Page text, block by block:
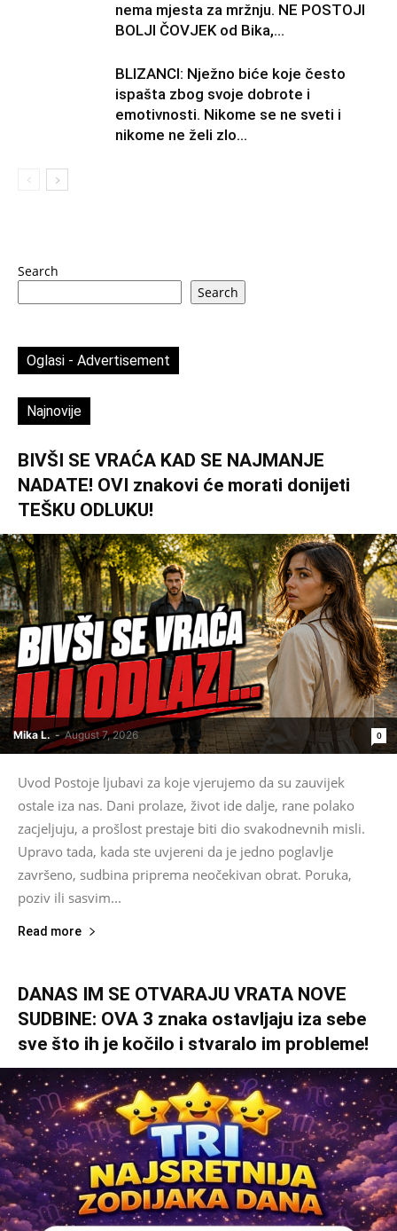
nema mjesta za mržnju. NE POSTOJI
BOLJI ČOVJEK od Bika,...
BLIZANCI: Nježno biće koje često
ispašta zbog svoje dobrote i
emotivnosti. Nikome se ne sveti i
nikome ne želi zlo…
Search
Search
Oglasi - Advertisement
Najnovije
BIVŠI SE VRAĆA KAD SE NAJMANJE
NADATE! OVI znakovi će morati donijeti
TEŠKU ODLUKU!
Mika L. - August 7, 2026 0
Uvod Postoje ljubavi za koje vjerujemo da su zauvijek
ostale iza nas. Dani prolaze, život ide dalje, rane polako
zacjeljuju, a prošlost prestaje biti dio svakodnevnih misli.
Upravo tada, kada ste uvjereni da je jedno poglavlje
završeno, sudbina priprema neočekivan obrat. Poruka,
poziv ili sasvim...
Read more
DANAS IM SE OTVARAJU VRATA NOVE
SUDBINE: OVA 3 znaka ostavljaju iza sebe
sve što ih je kočilo i stvaralo im probleme!